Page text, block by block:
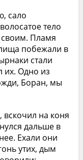
сало
тело
Пламя
побежали в
стали
их. Одно из
Боран, мы
вскочил на коня
дальше в
Ехали они
утих, дым